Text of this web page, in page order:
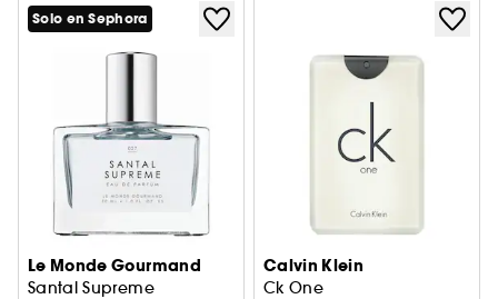
Solo en Sephora
Le Monde Gourmand
Santal Supreme
Calvin Klein
Ck One